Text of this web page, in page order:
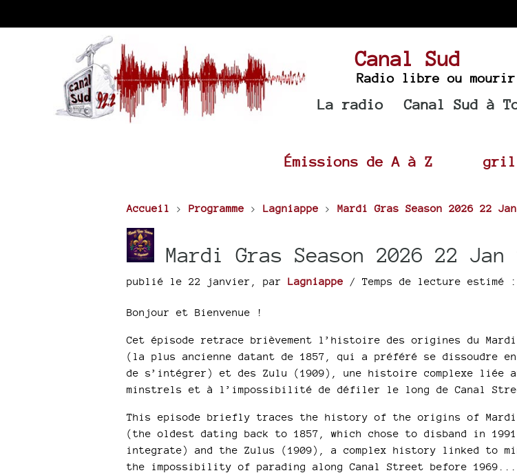
Canal Sud
Radio libre ou
La radio Canal Sud à
Émissions de A à Z
Accueil > Programme > Lagniappe > Mardi Gras Season 2026 22
Mardi Gras Season 2026 22 Jan
publié le 22 janvier par Lagniappe / Temps de lecture estimé
Bonjour et Bienvenue !
Cet épisode retrace brièvement l’histoire des origines du Mardi
(la plus ancienne datant de 1857, qui a préféré se dissoudre
de s’intégrer) et des Zulu (1909), une histoire complexe liée
minstrels et à l’impossibilité de défiler le long de Canal
This episode briefly traces the history of the origins of Mardi
(the oldest dating back to 1857, which chose to disband in
integrate) and the Zulus (1909), a complex history linked to
the impossibility of parading along Canal Street before 1969...